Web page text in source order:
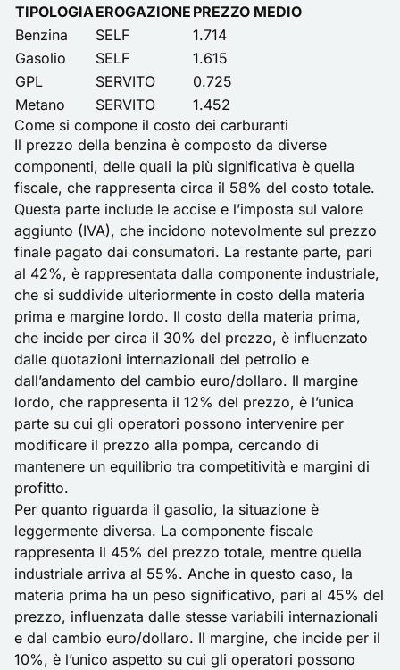
TIPOLOGIAEROGAZIONE PREZZO MEDIO
Benzina
SELF
1.714
Gasolio
SELF
1.615
GPL
SERVITO
0.725
Metano
SERVITO
1.452
Come si compone il costo dei carburanti
Il prezzo della benzina è composto da diverse
componenti, delle quali la più significativa è quella
fiscale, che rappresenta circa il 58% del costo totale.
Questa parte include le accise e l’imposta sul valore
aggiunto (IVA), che incidono notevolmente sul prezzo
finale pagato dai consumatori. La restante parte, pari
al 42%, è rappresentata dalla componente industriale,
che si suddivide ulteriormente in costo della materia
prima e margine lordo. Il costo della materia prima,
che incide per circa il 30% del prezzo, è influenzato
dalle quotazioni internazionali del petrolio e
dall’andamento del cambio euro/dollaro. Il margine
lordo, che rappresenta il 12% del prezzo, è l’unica
parte su cui gli operatori possono intervenire per
modificare il prezzo alla pompa, cercando di
mantenere un equilibrio tra competitività e margini di
profitto.
Per quanto riguarda il gasolio, la situazione è
leggermente diversa. La componente fiscale
rappresenta il 45% del prezzo totale, mentre quella
industriale arriva al 55%. Anche in questo caso, la
materia prima ha un peso significativo, pari al 45% del
prezzo, influenzata dalle stesse variabili internazionali
e dal cambio euro/dollaro. Il margine, che incide per il
10%, è l’unico aspetto su cui gli operatori possono